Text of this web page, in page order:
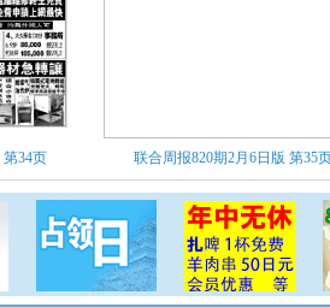
第34页 联合周报820期2月6日版 第35